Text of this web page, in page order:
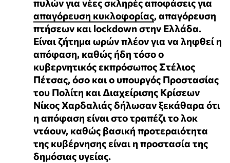
πυλών για νέες σκληρές αποφάσεις για
απαγόρευση κυκλοφορίας, απαγόρευση
πτήσεων και lockdown στην Ελλάδα.
Είναι ζήτημα ωρών πλέον για να ληφθεί η
απόφαση, καθώς ήδη τόσο ο
κυβερνητικός εκπρόσωπος Στέλιος
Πέτσας, όσο και ο υπουργός Προστασίας
του Πολίτη και Διαχείρισης Κρίσεων
Νίκος Χαρδαλιάς δήλωσαν ξεκάθαρα ότι
η απόφαση είναι στο τραπέζι το λοκ
ντάουν, καθώς βασική προτεραιότητα
της κυβέρνησης είναι η προστασία της
δημόσιας υγείας.